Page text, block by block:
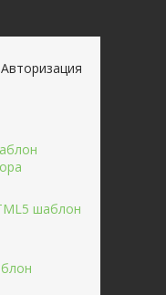
Авторизация
шаблон